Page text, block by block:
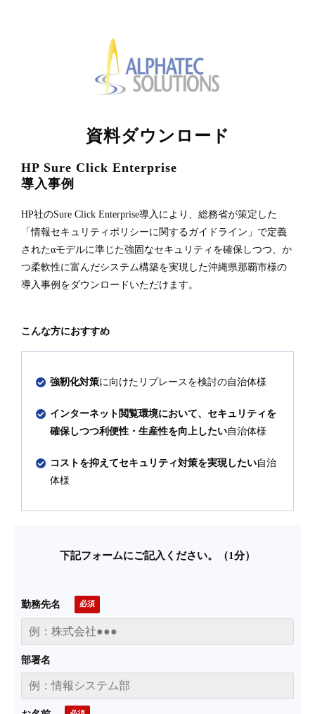
資料ダウンロード
HP Sure Click Enterprise
導入事例
HP社のSure Click Enterprise導入により、総務省が策定した
「情報セキュリティポリシーに関するガイドライン」で定義
されたαモデルに準じた強固なセキュリティを確保しつつ、か
つ柔軟性に富んだシステム構築を実現した沖縄県那覇市様の
導入事例をダウンロードいただけます。
こんな方におすすめ
強靭化対策に向けたリプレースを検討の自治体様
インターネット閲覧環境において、セキュリティを
確保しつつ利便性・生産性を向上したい自治体様
コストを抑えてセキュリティ対策を実現したい自治
体様
下記フォームにご記入ください。（1分）
勤務先名
部署名